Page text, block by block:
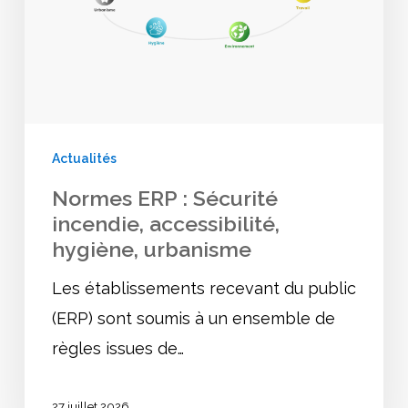
Actualités
Normes ERP : Sécurité
incendie, accessibilité,
hygiène, urbanisme
Les établissements recevant du public
(ERP) sont soumis à un ensemble de
règles issues de…